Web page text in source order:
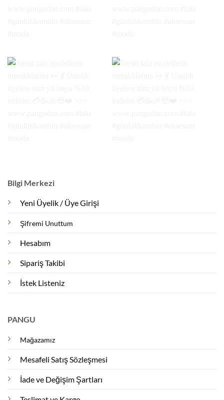
Bilgi Merkezi
Yeni Üyelik / Üye Girişi
Şifremi Unuttum
Hesabım
Sipariş Takibi
İstek Listeniz
PANGU
Mağazamız
Mesafeli Satış Sözleşmesi
İade ve Değişim Şartları